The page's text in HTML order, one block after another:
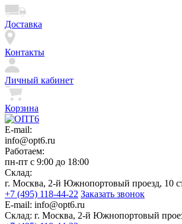
Доставка
Контакты
Личный кабинет
Корзина
E-mail:
info@opt6.ru
Работаем:
пн-пт с 9:00 до 18:00
Склад:
г. Москва, 2-й Южнопортовый проезд, 10
+7 (495) 118-44-22 Заказать звонок
E-mail: info@opt6.ru
Склад: г. Москва, 2-й Южнопортовый